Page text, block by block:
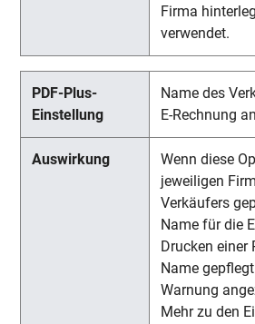
Firma
verwendet.
Name des
E-Rechnung
Wenn diese
jeweiligen
Verkäufers
Name für die
Drucken einer
Name
Warnung
Mehr zu den